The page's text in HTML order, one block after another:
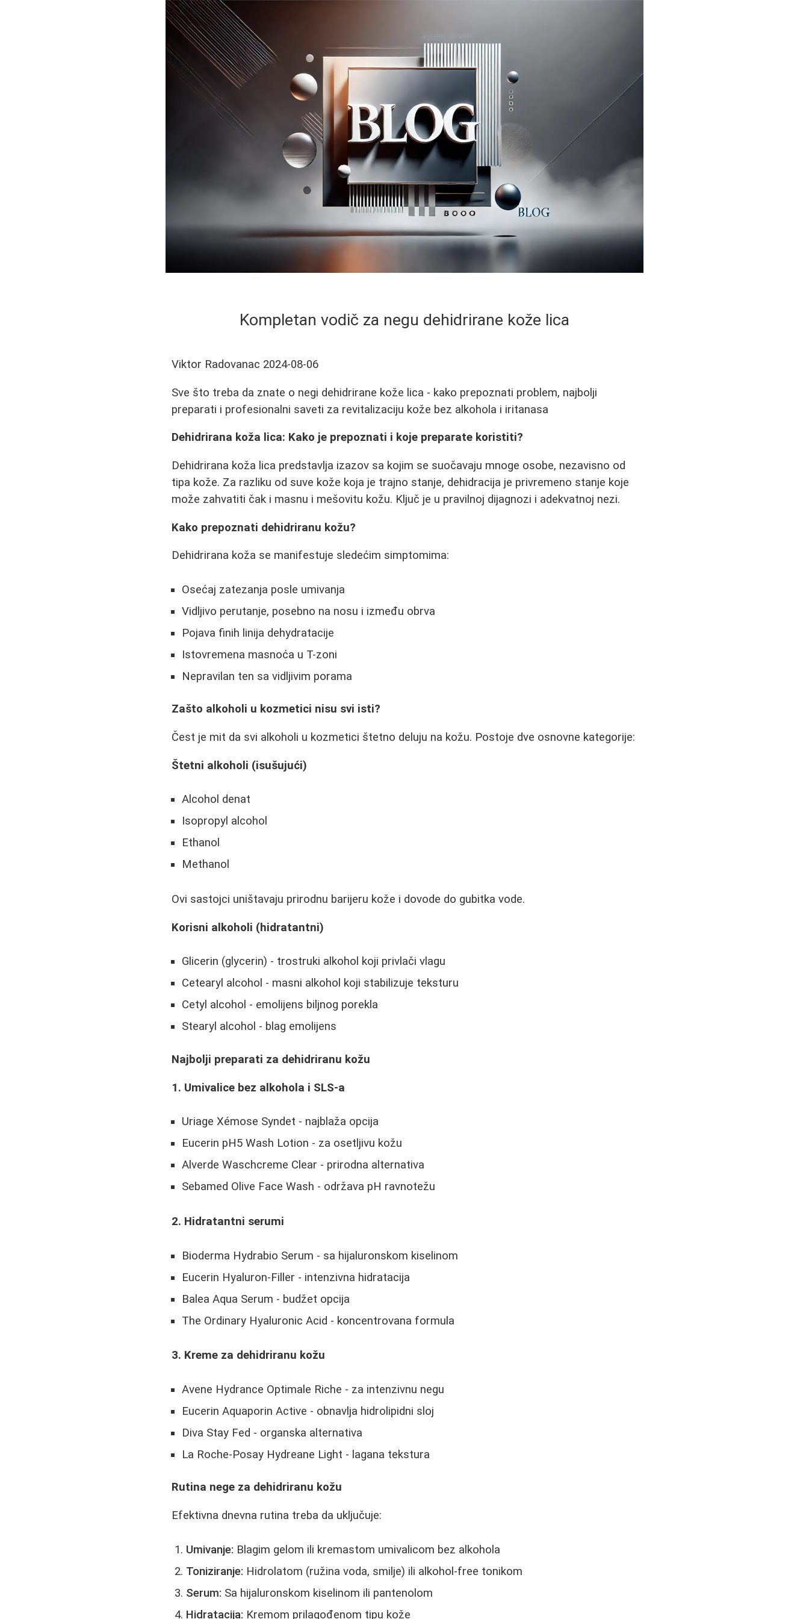
Kompletan vodič za negu dehidrirane kože lica
Viktor Radovanac 2024-08-06
Sve što treba da znate o negi dehidrirane kože lica - kako prepoznati problem, najbolji
preparati i profesionalni saveti za revitalizaciju kože bez alkohola i iritanasa
Dehidrirana koža lica: Kako je prepoznati i koje preparate koristiti?
Dehidrirana koža lica predstavlja izazov sa kojim se suočavaju mnoge osobe, nezavisno od
tipa kože. Za razliku od suve kože koja je trajno stanje, dehidracija je privremeno stanje koje
može zahvatiti čak i masnu i mešovitu kožu. Ključ je u pravilnoj dijagnozi i adekvatnoj nezi.
Kako prepoznati dehidriranu kožu?
Dehidrirana koža se manifestuje sledećim simptomima:
Osećaj zatezanja posle umivanja
Vidljivo perutanje, posebno na nosu i između obrva
Pojava finih linija dehydratacije
Istovremena masnoća u T-zoni
Nepravilan ten sa vidljivim porama
Zašto alkoholi u kozmetici nisu svi isti?
Čest je mit da svi alkoholi u kozmetici štetno deluju na kožu. Postoje dve osnovne kategorije:
Štetni alkoholi (isušujući)
Alcohol denat
Isopropyl alcohol
Ethanol
Methanol
Ovi sastojci uništavaju prirodnu barijeru kože i dovode do gubitka vode.
Korisni alkoholi (hidratantni)
Glicerin (glycerin) - trostruki alkohol koji privlači vlagu
Cetearyl alcohol - masni alkohol koji stabilizuje teksturu
Cetyl alcohol - emolijens biljnog porekla
Stearyl alcohol - blag emolijens
Najbolji preparati za dehidriranu kožu
1. Umivalice bez alkohola i SLS-a
Uriage Xémose Syndet - najblaža opcija
Eucerin pH5 Wash Lotion - za osetljivu kožu
Alverde Waschcreme Clear - prirodna alternativa
Sebamed Olive Face Wash - održava pH ravnotežu
2. Hidratantni serumi
Bioderma Hydrabio Serum - sa hijaluronskom kiselinom
Eucerin Hyaluron-Filler - intenzivna hidratacija
Balea Aqua Serum - budžet opcija
The Ordinary Hyaluronic Acid - koncentrovana formula
3. Kreme za dehidriranu kožu
Avene Hydrance Optimale Riche - za intenzivnu negu
Eucerin Aquaporin Active - obnavlja hidrolipidni sloj
Diva Stay Fed - organska alternativa
La Roche-Posay Hydreane Light - lagana tekstura
Rutina nege za dehidriranu kožu
Efektivna dnevna rutina treba da uključuje:
Umivanje: Blagim gelom ili kremastom umivalicom bez alkohola
Toniziranje: Hidrolatom (ružina voda, smilje) ili alkohol-free tonikom
Serum: Sa hijaluronskom kiselinom ili pantenolom
Hidratacija: Kremom prilagođenom tipu kože